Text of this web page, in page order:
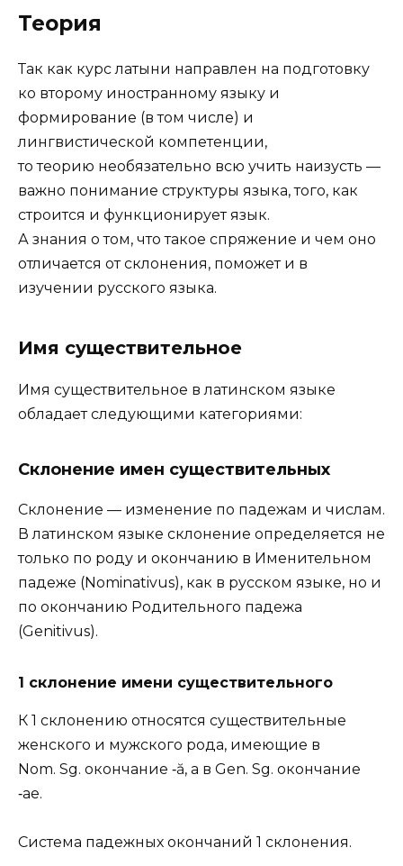
Теория
Так как курс латыни направлен на подготовку
ко второму иностранному языку и
формирование (в том числе) и
лингвистической компетенции,
то теорию необязательно всю учить наизусть —
важно понимание структуры языка, того, как
строится и функционирует язык.
А знания о том, что такое спряжение и чем оно
отличается от склонения, поможет и в
изучении русского языка.
Имя существительное
Имя существительное в латинском языке
обладает следующими категориями:
Склонение имен существительных
Склонение — изменение по падежам и числам.
В латинском языке склонение определяется не
только по роду и окончанию в Именительном
падеже (Nominativus), как в русском языке, но и
по окончанию Родительного падежа
(Genitivus).
1 склонение имени существительного
К 1 склонению относятся существительные
женского и мужского рода, имеющие в
Nom. Sg. окончание ‑ă, а в Gen. Sg. окончание
‑ae.
Система падежных окончаний 1 склонения.